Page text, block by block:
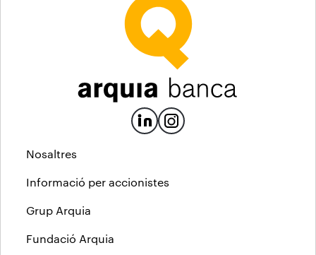
Nosaltres
Informació per accionistes
Grup Arquia
Fundació Arquia